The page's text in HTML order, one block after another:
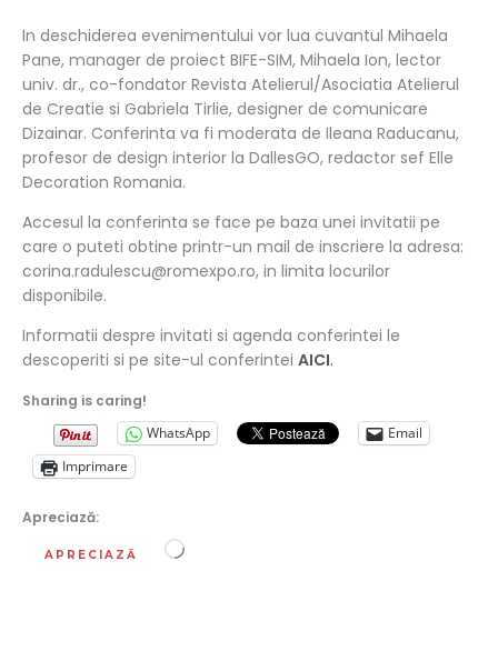
In deschiderea evenimentului vor lua cuvantul Mihaela
Pane, manager de proiect BIFE-SIM, Mihaela Ion, lector
univ. dr., co-fondator Revista Atelierul/Asociatia Atelierul
de Creatie si Gabriela Tirlie, designer de comunicare
Dizainar. Conferinta va fi moderata de Ileana Raducanu,
profesor de design interior la DallesGO, redactor sef Elle
Decoration Romania.
Accesul la conferinta se face pe baza unei invitatii pe
care o puteti obtine printr-un mail de inscriere la adresa:
corina.radulescu@romexpo.ro, in limita locurilor
disponibile.
Informatii despre invitati si agenda conferintei le
descoperiti si pe site-ul conferintei AICI.
Sharing is caring!
WhatsApp
Email
Imprimare
Apreciază:
APRECIAZĂ Încarc...